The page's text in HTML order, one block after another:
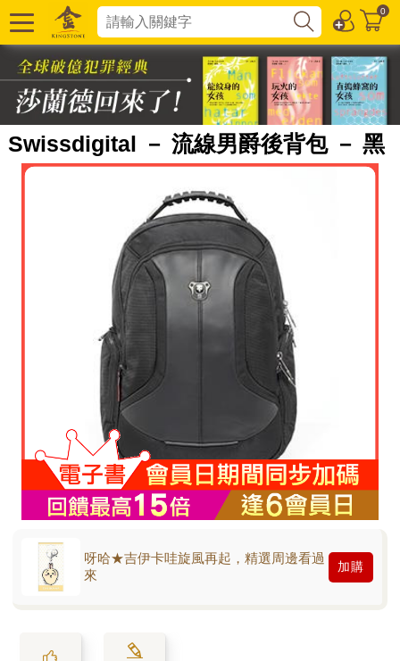
0
Swissdigital － 流線男爵後背包 － 黑
呀哈★吉伊卡哇旋風再起，精選周邊看過
來
加購